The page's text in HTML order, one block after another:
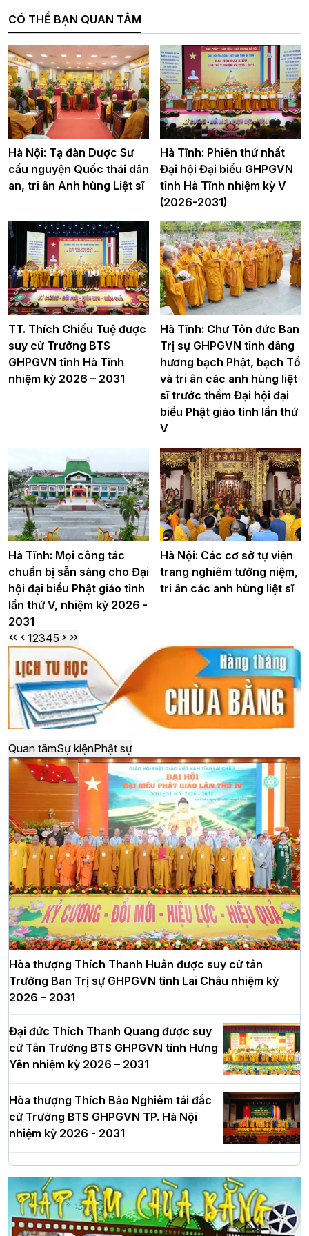
CÓ THỂ BẠN QUAN TÂM
Hà Nội: Tạ đàn Dược Sư
cầu nguyện Quốc thái dân
an, tri ân Anh hùng Liệt sĩ
Hà Tĩnh: Phiên thứ nhất
Đại hội Đại biểu GHPGVN
tỉnh Hà Tĩnh nhiệm kỳ V
(2026-2031)
TT. Thích Chiếu Tuệ được
suy cử Trưởng BTS
GHPGVN tỉnh Hà Tĩnh
nhiệm kỳ 2026 – 2031
Hà Tĩnh: Chư Tôn đức Ban
Trị sự GHPGVN tỉnh dâng
hương bạch Phật, bạch Tổ
và tri ân các anh hùng liệt
sĩ trước thềm Đại hội đại
biểu Phật giáo tỉnh lần thứ
V
Hà Tĩnh: Mọi công tác
chuẩn bị sẵn sàng cho Đại
hội đại biểu Phật giáo tỉnh
lần thứ V, nhiệm kỳ 2026 -
2031
Hà Nội: Các cơ sở tự viện
trang nghiêm tưởng niệm,
tri ân các anh hùng liệt sĩ
12345
Quan tâmSự kiệnPhật sự
Hòa thượng Thích Thanh Huân được suy cử tân
Trưởng Ban Trị sự GHPGVN tỉnh Lai Châu nhiệm kỳ
2026 – 2031
Đại đức Thích Thanh Quang được suy
cử Tân Trưởng BTS GHPGVN tỉnh Hưng
Yên nhiệm kỳ 2026 – 2031
Hòa thượng Thích Bảo Nghiêm tái đắc
cử Trưởng BTS GHPGVN TP. Hà Nội
nhiệm kỳ 2026 - 2031
Hà Nội: Long trọng lễ khởi công xây
dựng Trung tâm văn hóa Phật giáo Thủ
đô